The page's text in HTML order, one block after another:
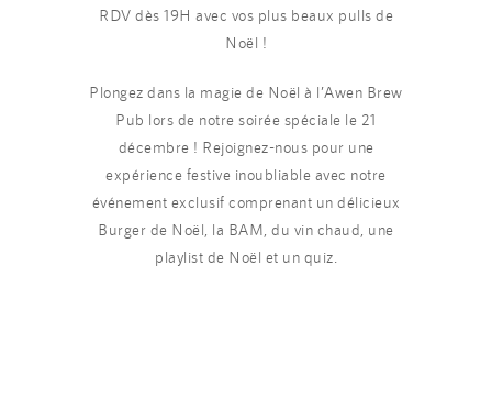
RDV dès 19H avec vos plus beaux pulls de
Noël !
Plongez dans la magie de Noël à l’Awen Brew
Pub lors de notre soirée spéciale le 21
décembre ! Rejoignez-nous pour une
expérience festive inoubliable avec notre
événement exclusif comprenant un délicieux
Burger de Noël, la BAM, du vin chaud, une
playlist de Noël et un quiz.